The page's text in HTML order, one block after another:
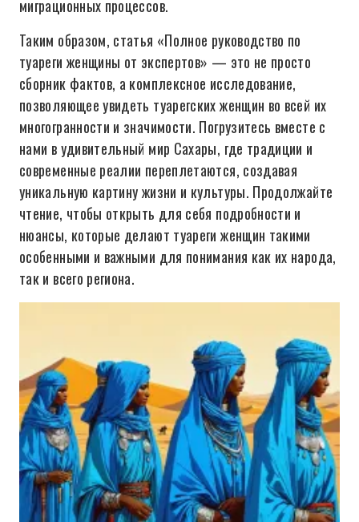
миграционных процессов.
Таким образом, статья «Полное руководство по
туареги женщины от экспертов» — это не просто
сборник фактов, а комплексное исследование,
позволяющее увидеть туарегских женщин во всей их
многогранности и значимости. Погрузитесь вместе с
нами в удивительный мир Сахары, где традиции и
современные реалии переплетаются, создавая
уникальную картину жизни и культуры. Продолжайте
чтение, чтобы открыть для себя подробности и
нюансы, которые делают туареги женщин такими
особенными и важными для понимания как их народа,
так и всего региона.